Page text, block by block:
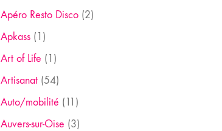
Apéro Resto Disco(2)
Apkass(1)
Art of Life (1)
Artisanat(54)
Auto/mobilité (11)
Auvers-sur-Oise (3)